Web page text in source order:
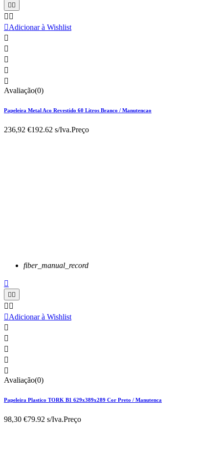

 
Adicionar à Wishlist





Avaliação(0)
Papeleira Metal Aco Revestido 60 Litros Branco / Manutencao
236,92 €192.62 s/Iva.Preço
fiber_manual_record


 
Adicionar à Wishlist





Avaliação(0)
Papeleira Plastico TORK B1 629x389x289 Cor Preto / Manutenca
98,30 €79.92 s/Iva.Preço